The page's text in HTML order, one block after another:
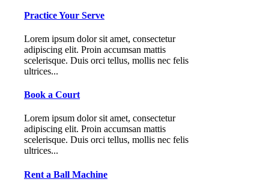
Practice Your Serve
Lorem ipsum dolor sit amet, consectetur
adipiscing elit. Proin accumsan mattis
scelerisque. Duis orci tellus, mollis nec felis
ultrices...
Book a Court
Lorem ipsum dolor sit amet, consectetur
adipiscing elit. Proin accumsan mattis
scelerisque. Duis orci tellus, mollis nec felis
ultrices...
Rent a Ball Machine